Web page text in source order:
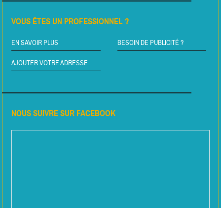
VOUS ÊTES UN PROFESSIONNEL ?
EN SAVOIR PLUS BESOIN DE PUBLICITÉ ?
AJOUTER VOTRE ADRESSE
NOUS SUIVRE SUR FACEBOOK